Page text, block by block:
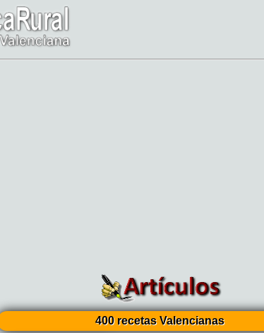
400 recetas Valencianas